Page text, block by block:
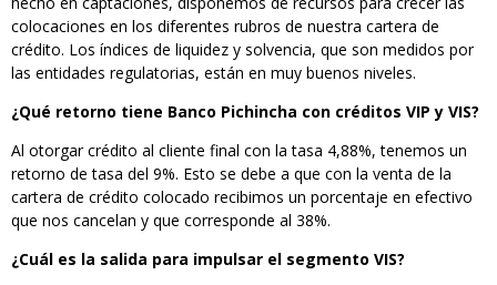
colocaciones en los diferentes rubros de nuestra cartera de
crédito. Los índices de liquidez y solvencia, que son medidos por
las entidades regulatorias, están en muy buenos niveles.
¿Qué retorno tiene Banco Pichincha con créditos VIP y VIS?
Al otorgar crédito al cliente final con la tasa 4,88%, tenemos un
retorno de tasa del 9%. Esto se debe a que con la venta de la
cartera de crédito colocado recibimos un porcentaje en efectivo
que nos cancelan y que corresponde al 38%.
¿Cuál es la salida para impulsar el segmento VIS?